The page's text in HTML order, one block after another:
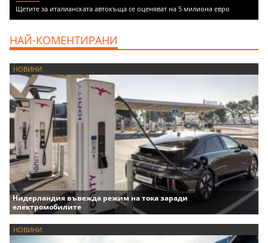
Щетите за италианската автокъща се оценяват на 5 милиона евро
НАЙ-КОМЕНТИРАНИ
НОВИНИ
Нидерландия въвежда режим на тока заради
електромобилите
НОВИНИ